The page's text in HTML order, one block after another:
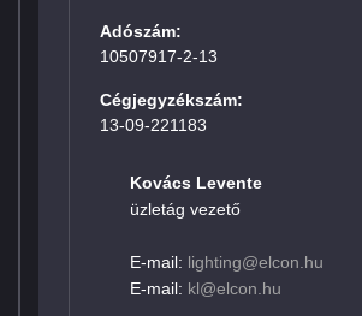
Adószám:
10507917-2-13
Cégjegyzékszám:
13-09-221183
Kovács Levente
üzletág vezető
E-mail: lighting@elcon.hu
E-mail: kl@elcon.hu